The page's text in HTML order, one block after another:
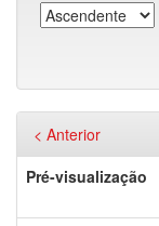
< Anterior
Pré-visualização